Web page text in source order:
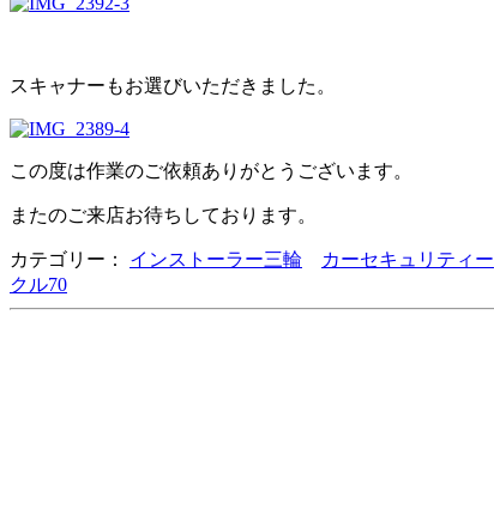
スキャナーもお選びいただきました。
この度は作業のご依頼ありがとうございます。
またのご来店お待ちしております。
カテゴリー： インストーラー三輪 カーセキュリティー
クル70